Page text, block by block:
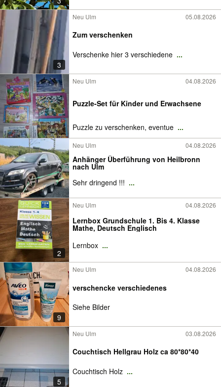
3
Neu Ulm 05.08.2026
Zum verschenken
Verschenke hier 3 verschiedene ...
Neu Ulm 04.08.2026
Puzzle-Set für Kinder und Erwachsene
Puzzle zu verschenken, eventue ...
Neu Ulm 04.08.2026
Anhänger Überführung von Heilbronn
nach Ulm
Sehr dringend !!! ...
2
Neu Ulm 04.08.2026
Lernbox Grundschule 1. Bis 4. Klasse
Mathe, Deutsch Englisch
Lernbox ...
9
Neu Ulm 04.08.2026
verschencke verschiedenes
Siehe Bilder
5
Neu Ulm 03.08.2026
Couchtisch Hellgrau Holz ca 80*80*40
Couchtisch Holz ...